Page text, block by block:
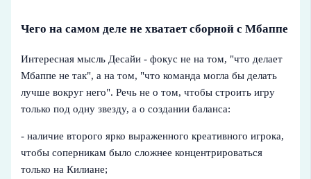
Чего на самом деле не хватает сборной с Мбаппе
Интересная мысль Десайи - фокус не на том, "что делает
Мбаппе не так", а на том, "что команда могла бы делать
лучше вокруг него". Речь не о том, чтобы строить игру
только под одну звезду, а о создании баланса:
- наличие второго ярко выраженного креативного игрока,
чтобы соперникам было сложнее концентрироваться
только на Килиане;